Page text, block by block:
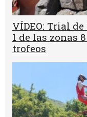
VÍDEO: Trial
1 de las zonas
trofeos